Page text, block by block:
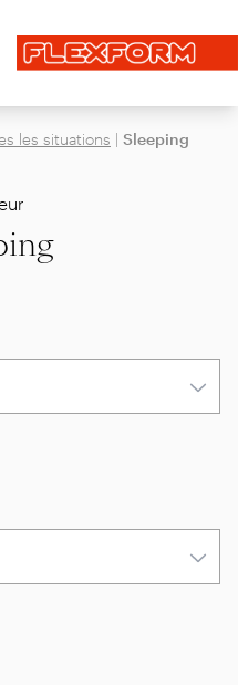
les situations | Sleeping